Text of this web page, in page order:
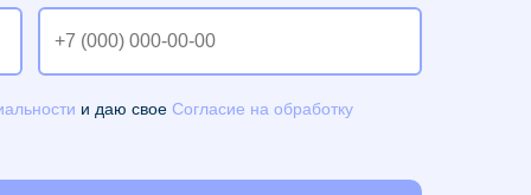
и даю свое Согласие на обработку